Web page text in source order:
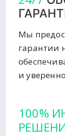
Мы
гарантии
и
100%